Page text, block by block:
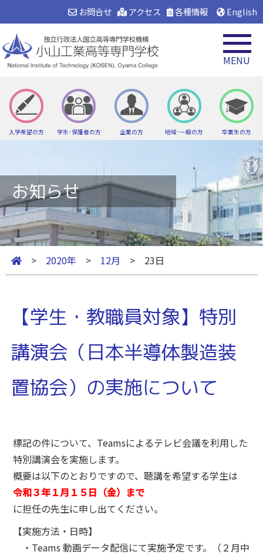
English
各種情報
アクセス
お問合せ
入学希望の方 学生･保護者の方 企業の方 地域･一般の方 卒業生の方
MENU
お知らせ
> 2020年 > 12月 > 23日
【学生・教職員対象】特別
講演会（日本半導体製造装
置協会）の実施について
標記の件について、Teamsによるテレビ会議を利用した
特別講演会を実施します。
概要は以下のとおりですので、聴講を希望する学生は
令和３年１月１５日（金）まで
に担任の先生に申し出てください。
【実施方法・日時】
・Teams 動画データ配信にて実施予定です。（２月中